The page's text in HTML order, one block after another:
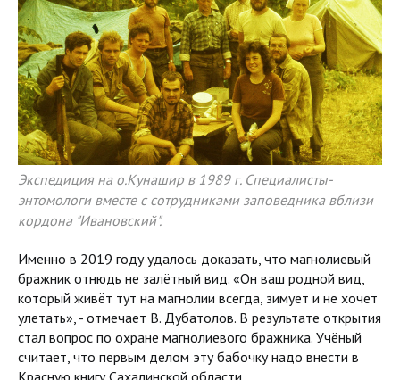
Экспедиция на о.Кунашир в 1989 г. Специалисты-
энтомологи вместе с сотрудниками заповедника вблизи
кордона "Ивановский".
Именно в 2019 году удалось доказать, что магнолиевый
бражник отнюдь не залётный вид. «Он ваш родной вид,
который живёт тут на магнолии всегда, зимует и не хочет
улетать», - отмечает В. Дубатолов. В результате открытия
стал вопрос по охране магнолиевого бражника. Учёный
считает, что первым делом эту бабочку надо внести в
Красную книгу Сахалинской области.